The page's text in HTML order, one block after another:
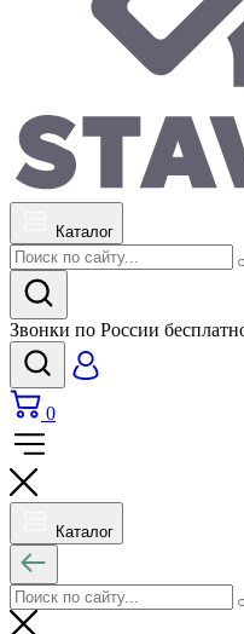
Каталог
Звонки по России
0
Каталог